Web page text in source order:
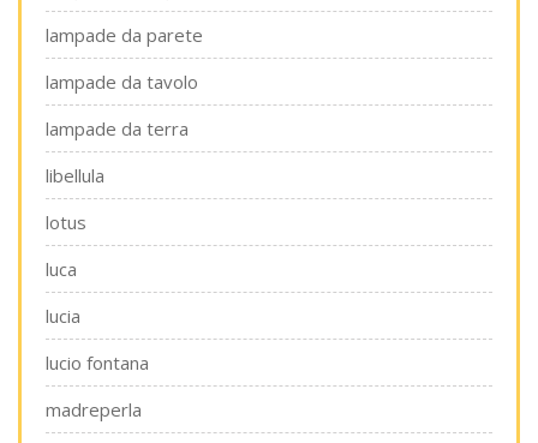
lampade da parete
lampade da tavolo
lampade da terra
libellula
lotus
luca
lucia
lucio fontana
madreperla